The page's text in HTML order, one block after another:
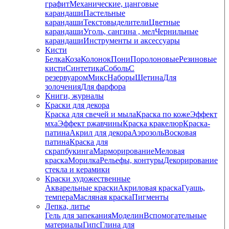
графитМеханические, цанговые
карандашиПастельные
карандашиТекстовыделителиЦветные
карандашиУголь, сангина , мелЧернильные
карандашиИнструменты и аксессуары
Кисти
БелкаКозаКолонокПониПоролоновыеРезиновые
кистиСинтетикаСобольС
резервуаромМиксНаборыЩетинаДля
золоченияДля фарфора
Книги, журналы
Краски для декора
Краска для свечей и мылаКраска по кожеЭффект
мхаЭффект ржавчиныКраска кракелюрКраска-
патинаАкрил для декораАэрозольВосковая
патинаКраска для
скрапбукингаМарморированиеМеловая
краскаМорилкаРельефы, контурыДекорирование
стекла и керамики
Краски художественные
Акварельные краскиАкриловая краскаГуашь,
темпераМасляная краскаПигменты
Лепка, литье
Гель для запеканияМоделинВспомогательные
материалыГипсГлина для